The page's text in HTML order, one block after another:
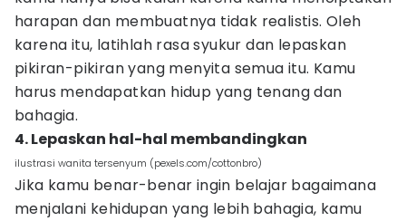
harapan dan membuatnya tidak realistis. Oleh
karena itu, latihlah rasa syukur dan lepaskan
pikiran-pikiran yang menyita semua itu. Kamu
harus mendapatkan hidup yang tenang dan
bahagia.
4. Lepaskan hal-hal membandingkan
ilustrasi wanita tersenyum (pexels.com/cottonbro)
Jika kamu benar-benar ingin belajar bagaimana
menjalani kehidupan yang lebih bahagia, kamu